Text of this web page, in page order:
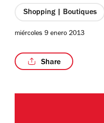
estrellas
Shopping | Boutiques
miércoles 9 enero 2013
Share